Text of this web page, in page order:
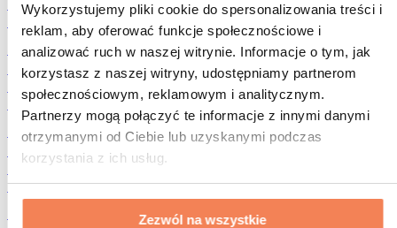
Wykorzystujemy pliki cookie do spersonalizowania treści i
reklam, aby oferować funkcje społecznościowe i
analizować ruch w naszej witrynie. Informacje o tym, jak
korzystasz z naszej witryny, udostępniamy partnerom
społecznościowym, reklamowym i analitycznym.
Partnerzy mogą połączyć te informacje z innymi danymi
otrzymanymi od Ciebie lub uzyskanymi podczas
korzystania z ich usług.
Zezwól na wszystkie
Rośliny strączkowe
Inna żywność fitness
Masła orzechowe
Masło orzechowe 100%
Słodkie masła orzechowe
Masła orzechowe z białkiem
Superfood
Zielone superfoods
Błonnik
Inne superfoods